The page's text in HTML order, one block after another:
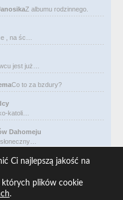
Z albumu rodzinnego.
, na śc…
jest już…
Co to za bzdury?
katoli…
Dahomeju
miasta
statek m/v…
Mich…
Ci najlepszą jakość na
których plików cookie
.